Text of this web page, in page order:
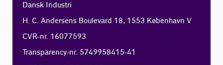
Dansk Industri
H. C. Andersens Boulevard 18, 1553 København V
CVR-nr. 16077593
Transparency-nr. 5749958415-41